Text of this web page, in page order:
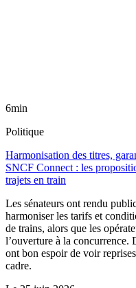
6min
Politique
Harmonisation des titres,
SNCF Connect : les
trajets en train
Les sénateurs ont rendu
harmoniser les tarifs et
de trains, alors que les
l’ouverture à la concurrence.
ont bon espoir de voir
cadre.